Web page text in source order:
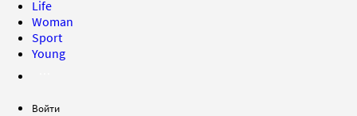
Life
Woman
Sport
Young
Войти